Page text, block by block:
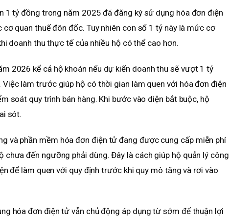
1 tỷ đồng trong năm 2025 đã đăng ký sử dụng hóa đơn điện
quan thuế đôn đốc. Tuy nhiên con số 1 tỷ này là mức cơ
doanh thu thực tế của nhiều hộ có thể cao hơn.
2026 kể cả hộ khoán nếu dự kiến doanh thu sẽ vượt 1 tỷ
làm trước giúp hộ có thời gian làm quen với hóa đơn điện
soát quy trình bán hàng. Khi bước vào diện bắt buộc, hộ
sót.
và phần mềm hóa đơn điện tử đang được cung cấp miễn phí
chưa đến ngưỡng phải dùng. Đây là cách giúp hộ quản lý công
để làm quen với quy định trước khi quy mô tăng và rơi vào
hóa đơn điện tử vẫn chủ động áp dụng từ sớm để thuận lợi